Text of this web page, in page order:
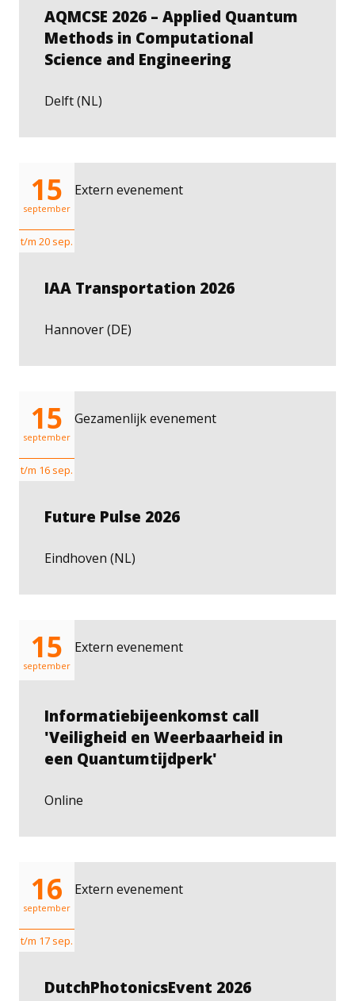
AQMCSE 2026 – Applied Quantum
Methods in Computational
Science and Engineering
Delft (NL)
15
september
t/m 20 sep.
Extern evenement
IAA Transportation 2026
Hannover (DE)
15
september
t/m 16 sep.
Gezamenlijk evenement
Future Pulse 2026
Eindhoven (NL)
15
september
Extern evenement
Informatiebijeenkomst call
'Veiligheid en Weerbaarheid in
een Quantumtijdperk'
Online
16
september
t/m 17 sep.
Extern evenement
DutchPhotonicsEvent 2026